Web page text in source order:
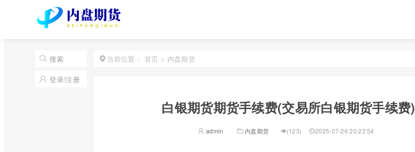
搜索
登录/注册
当前位置： 首页 > 内盘期货
白银期货期货手续费(交易所白银期货手续费)
admin 内盘期货 (123) 2025-07-26 20:22:54